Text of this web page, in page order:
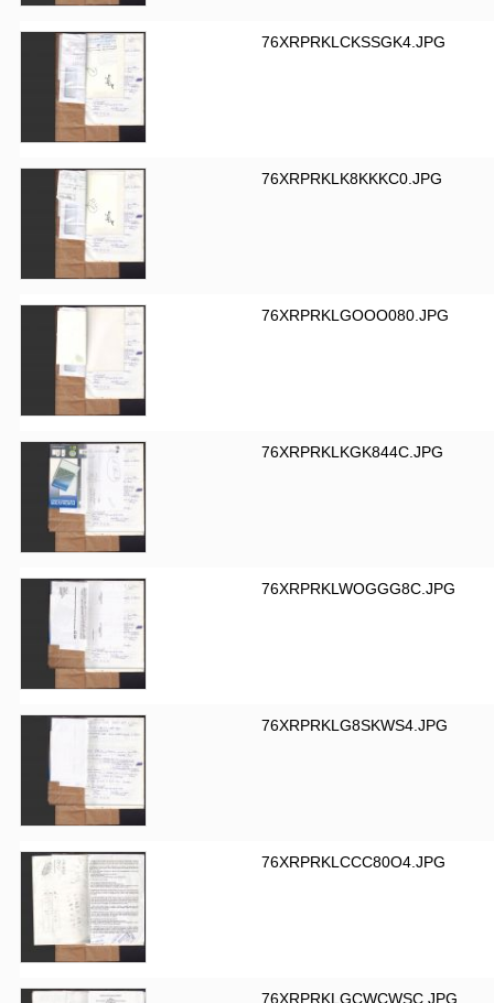
76XRPRKLCKSSGK4.JPG
76XRPRKLK8KKKC0.JPG
76XRPRKLGOOO080.JPG
76XRPRKLKGK844C.JPG
76XRPRKLWOGGG8C.JPG
76XRPRKLG8SKWS4.JPG
76XRPRKLCCC80O4.JPG
76XRPRKLGCWCWSC.JPG